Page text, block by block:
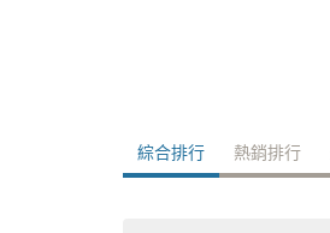
綜合排行 熱銷排行